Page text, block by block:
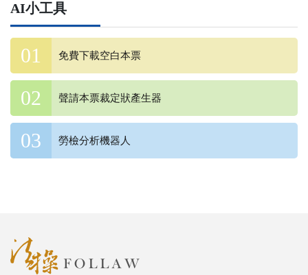
AI小工具
免費下載空白本票
聲請本票裁定狀產生器
勞檢分析機器人